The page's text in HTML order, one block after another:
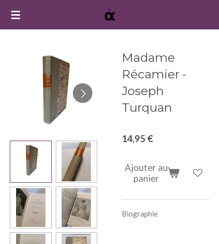
Passer
Madame
Récamier -
Joseph
Turquan
14,95 €
Ajouter au
panier
Biographie